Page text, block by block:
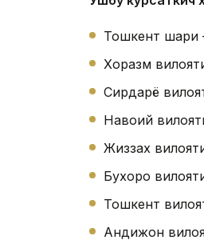
Тошкент
Хоразм
Сирдарё
Навоий
Жиззах
Бухоро
Тошкент
Андижон